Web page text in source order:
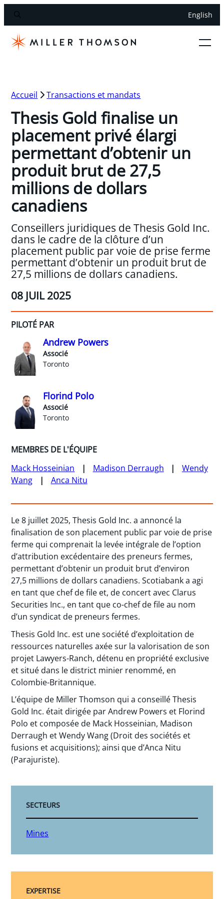
English
Accueil Transactions et mandats
Thesis Gold finalise un
placement privé élargi
permettant d’obtenir un
produit brut de 27,5
millions de dollars
canadiens
Conseillers juridiques de Thesis Gold Inc.
dans le cadre de la clôture d’un
placement public par voie de prise ferme
permettant d’obtenir un produit brut de
27,5 millions de dollars canadiens.
08 JUIL 2025
PILOTÉ PAR
Andrew Powers
Associé
Toronto
Florind Polo
Associé
Toronto
MEMBRES DE L'ÉQUIPE
Mack Hosseinian
Madison Derraugh
Wendy
Wang
Anca Nitu
Le 8 juillet 2025, Thesis Gold Inc. a annoncé la
finalisation de son placement public par voie de prise
ferme qui comprenait la levée intégrale de l’option
d’attribution excédentaire des preneurs fermes,
permettant d’obtenir un produit brut d’environ
27,5 millions de dollars canadiens. Scotiabank a agi
en tant que chef de file et, de concert avec Clarus
Securities Inc., en tant que co-chef de file au nom
d’un syndicat de preneurs fermes.
Thesis Gold Inc. est une société d’exploitation de
ressources naturelles axée sur la valorisation de son
projet Lawyers-Ranch, détenu en propriété exclusive
et situé dans le district minier renommé, en
Colombie-Britannique.
L’équipe de Miller Thomson qui a conseillé Thesis
Gold Inc. était dirigée par Andrew Powers et Florind
Polo et composée de Mack Hosseinian, Madison
Derraugh et Wendy Wang (Droit des sociétés et
fusions et acquisitions); ainsi que d’Anca Nitu
(Parajuriste).
SECTEURS
Mines
EXPERTISE